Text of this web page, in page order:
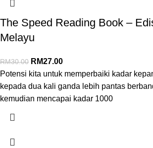
The Speed Reading Book –
Melayu
RM30.00 RM27.00
Potensi kita untuk memperbaiki kadar
kepada dua kali ganda lebih pantas
kemudian mencapai kadar 1000